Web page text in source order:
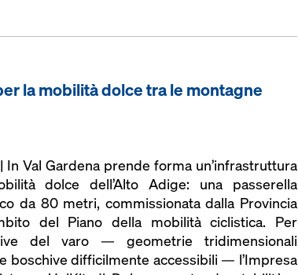
la mobilità dolce tra le montagne
In Val Gardena prende forma un’infrastruttura
dolce dell’Alto Adige: una passerella
da 80 metri, commissionata dalla Provincia
del Piano della mobilità ciclistica. Per
del varo — geometrie tridimensionali
boschive difficilmente accessibili — l’Impresa